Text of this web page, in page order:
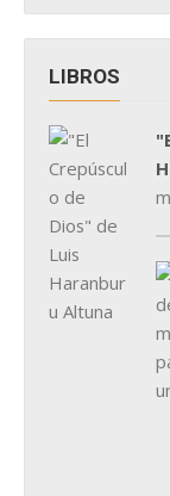
LIBROS